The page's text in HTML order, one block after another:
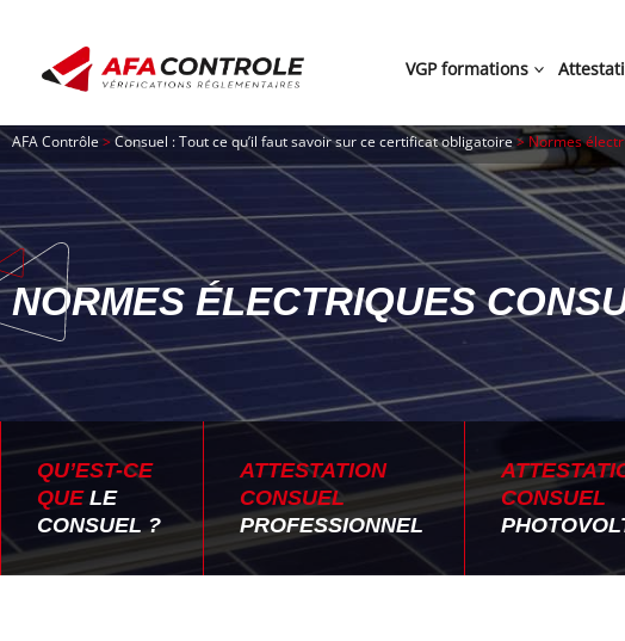
contenu
VGP formations
AFA Contrôle >Consuel : Tout ce qu’il faut savoir sur ce certificat obligatoire> Normes
NORMES ÉLECTRIQUES
QU’EST-CE
QUE LE
CONSUEL ?
ATTESTATION
CONSUEL
PROFESSIONNEL
CONSUEL